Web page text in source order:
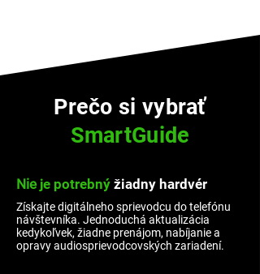
Prečo si vybrať
SmartGuide
Nie je potrebný žiadny hardvér
Získajte digitálneho sprievodcu do telefónu
návštevníka. Jednoduchá aktualizácia
kedykoľvek, žiadne prenájom, nabíjanie a
opravy audiosprievodcovských zariadení.